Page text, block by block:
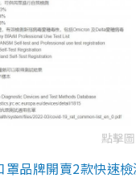
點擊
罩品牌開賣2款快速